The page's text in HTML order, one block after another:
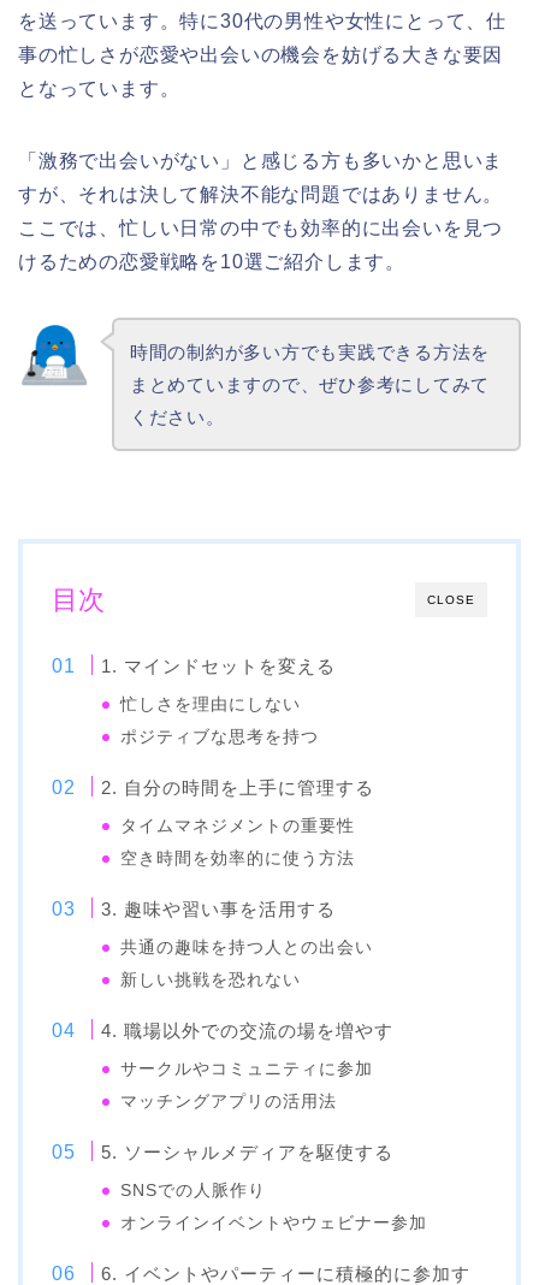
を送っています。特に30代の男性や女性にとって、仕
事の忙しさが恋愛や出会いの機会を妨げる大きな要因
となっています。
「激務で出会いがない」と感じる方も多いかと思いま
すが、それは決して解決不能な問題ではありません。
ここでは、忙しい日常の中でも効率的に出会いを見つ
けるための恋愛戦略を10選ご紹介します。
時間の制約が多い方でも実践できる方法を
まとめていますので、ぜひ参考にしてみて
ください。
CLOSE
目次
1. マインドセットを変える
忙しさを理由にしない
ポジティブな思考を持つ
2. 自分の時間を上手に管理する
タイムマネジメントの重要性
空き時間を効率的に使う方法
3. 趣味や習い事を活用する
共通の趣味を持つ人との出会い
新しい挑戦を恐れない
4. 職場以外での交流の場を増やす
サークルやコミュニティに参加
マッチングアプリの活用法
5. ソーシャルメディアを駆使する
SNSでの人脈作り
オンラインイベントやウェビナー参加
6. イベントやパーティーに積極的に参加す